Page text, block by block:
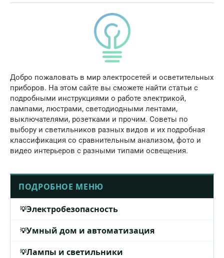
Добро пожаловать в мир электросетей и осветительных
приборов. На этом сайте вы сможете найти статьи с
подробными инструкциями о работе электрикой,
лампами, люстрами, светодиодными лентами,
выключателями, розетками и прочим. Советы по
выбору и светильников разных видов и их подробная
классификация со сравнительным анализом, фото и
видео интерьеров с разными типами освещения.
ПОДРОБНОЕ МЕНЮ
Электробезопасность
Умный дом и автоматизация
Лампы и светильники